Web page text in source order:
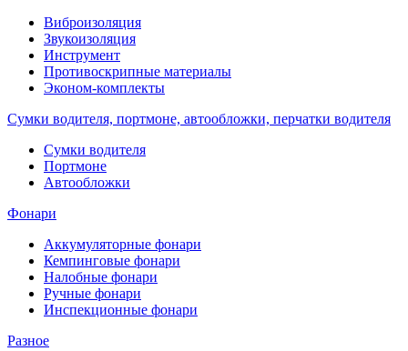
Виброизоляция
Звукоизоляция
Инструмент
Противоскрипные материалы
Эконом-комплекты
Сумки водителя, портмоне, автообложки, перчатки водителя
Cумки водителя
Портмоне
Автообложки
Фонари
Аккумуляторные фонари
Кемпинговые фонари
Налобные фонари
Ручные фонари
Инспекционные фонари
Разное